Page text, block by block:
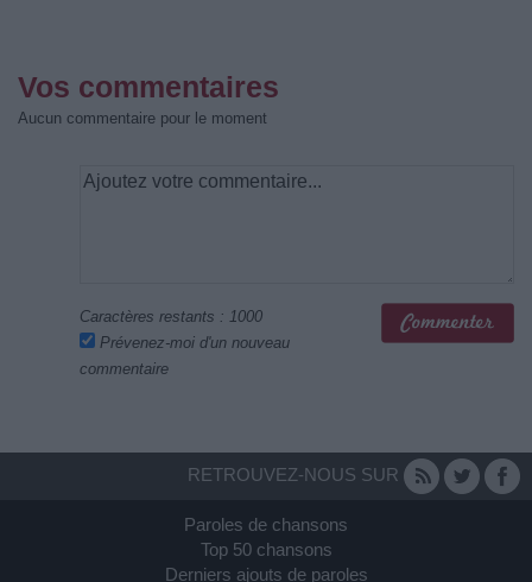
Vos commentaires
Aucun commentaire pour le moment
Caractères restants : 1000
Prévenez-moi d'un nouveau
commentaire
RETROUVEZ-NOUS SUR
Paroles de chansons
Top 50 chansons
Derniers ajouts de paroles